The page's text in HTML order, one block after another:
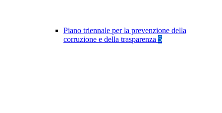
Piano triennale per la prevenzione della
corruzione e della trasparenza 5